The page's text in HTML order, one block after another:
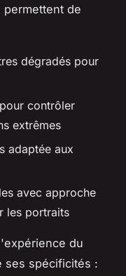
permettent de
dégradés pour
contrôler
extrêmes
adaptée aux
avec approche
les portraits
du
ses spécificités :